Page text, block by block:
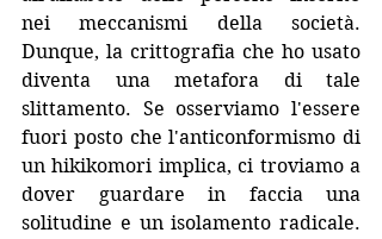
nei meccanismi della società.
Dunque, la crittografia che ho usato
diventa una metafora di tale
slittamento. Se osserviamo l'essere
fuori posto che l'anticonformismo di
un hikikomori implica, ci troviamo a
dover guardare in faccia una
solitudine e un isolamento radicale.